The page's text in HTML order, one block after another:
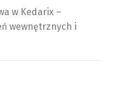
w Kedarix –
wewnętrznych i